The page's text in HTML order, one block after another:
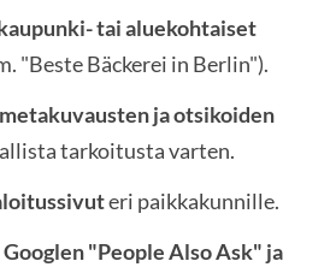
tai aluekohtaiset
"Beste Bäckerei in Berlin").
ja otsikoiden
tarkoitusta varten.
eri paikkakunnille.
Googlen "People Also Ask" ja